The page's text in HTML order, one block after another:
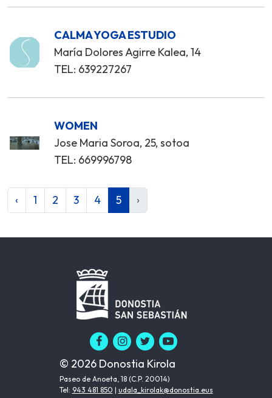
CALMA YOGA ESTUDIO
María Dolores Agirre Kalea, 14
TEL: 639227267
WOMEN
Jose Maria Soroa, 25, sotoa
TEL: 669996798
‹ 1 2 3 4 5 ›
© 2026 Donostia Kirola
Paseo de Anoeta, 18 (C.P. 20014)
Tel: 943 481 850 | udala_kirolak@donostia.eus